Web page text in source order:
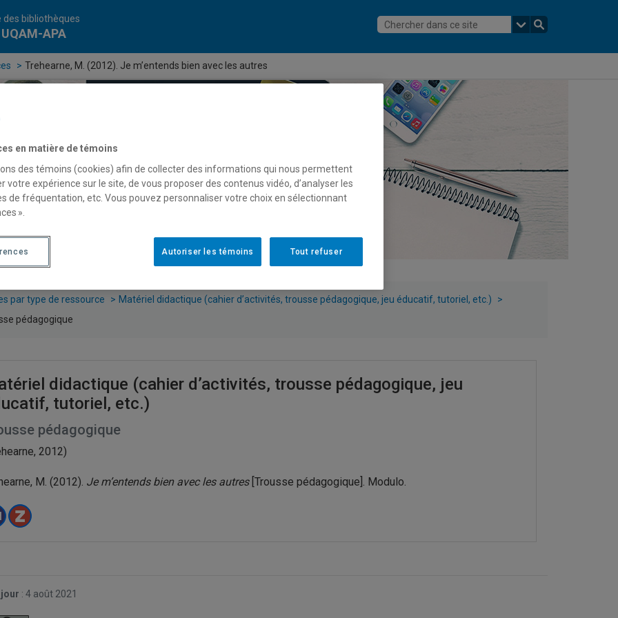
des bibliothèques
APA
Trehearne, M. (2012). Je m’entends bien avec les autres
- APA
par type de ressource
Matériel didactique (cahier d’activités, trousse pédagogique, jeu éducatif, tutoriel, etc.)
pédagogique
didactique (cahier d’activités, trousse pédagogique, jeu
tutoriel, etc.)
pédagogique
2012)
M. (2012). Je m’entends bien avec les autres[Trousse pédagogique]. Modulo.
: 4 août 2021
en matière de témoins
des témoins (cookies) afin de collecter des informations qui nous permettent
votre expérience sur le site, de vous proposer des contenus vidéo, d’analyser les
de fréquentation, etc. Vous pouvez personnaliser votre choix en sélectionnant
».
Tout refuser
Autoriser les témoins